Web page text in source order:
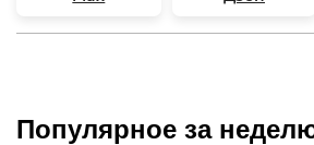
Популярное за